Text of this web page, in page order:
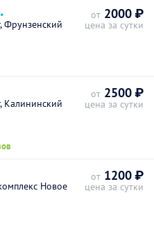
Фрунзенский
от 2000 ₽
цена за сутки
Калининский
от 2500 ₽
цена за сутки
Новое
от 1200 ₽
цена за сутки